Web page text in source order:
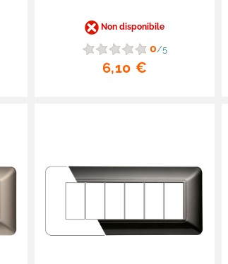
Non disponibile
0/5
6,10 €